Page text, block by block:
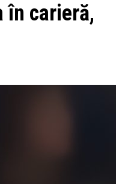
în carieră,